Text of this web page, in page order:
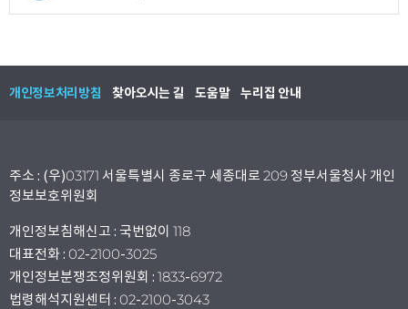
개인정보처리방침 찾아오시는 길 도움말 누리집 안내
주소 : (우)03171 서울특별시 종로구 세종대로 209 정부서울청사 개인
정보보호위원회
개인정보침해신고 : 국번없이 118
대표전화 : 02-2100-3025
개인정보분쟁조정위원회 : 1833-6972
법령해석지원센터 : 02-2100-3043